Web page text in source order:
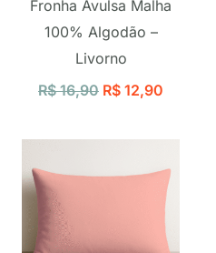
Fronha Avulsa Malha
100% Algodão –
Livorno
R$16,90 R$ 12,90
preço
atual
é: